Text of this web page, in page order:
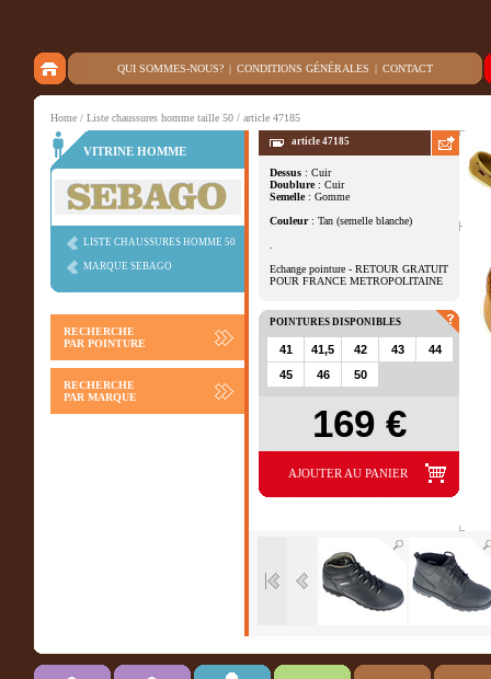
QUI SOMMES-NOUS? | CONDITIONS GÉNÉRALES | CONTACT
Home / Liste chaussures homme taille 50 / article 47185
VITRINE HOMME
LISTE CHAUSSURES HOMME 50
MARQUE SEBAGO
RECHERCHE
PAR POINTURE
RECHERCHE
PAR MARQUE
article 47185
Dessus : Cuir
Doublure: Cuir
Semelle: Gomme
Couleur : Tan (semelle blanche)
Echange pointure - RETOUR GRATUIT
POUR FRANCE METROPOLITAINE
POINTURES DISPONIBLES
41 41,5 42 43
44
45
46 50
169 €
AJOUTER AU PANIER
Autres vues